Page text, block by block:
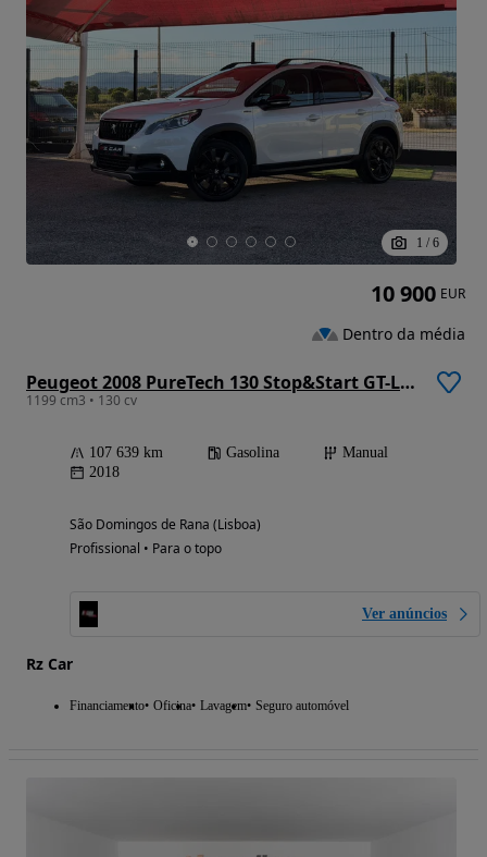
1 / 6
Peugeot 2008 PureTech 130 Stop&Start GT-Line Edition
1199 cm3 • 130 cv
107 639 km Gasolina
Manual
2018
São Domingos de Rana (Lisboa)
Profissional • Para o topo
Ver anúncios
Rz Car
Financiamento Oficina Lavagem Seguro automóvel
10 900 EUR
Dentro da média